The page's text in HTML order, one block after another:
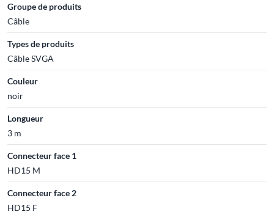
Groupe de produits
Câble
Types de produits
Câble SVGA
Couleur
noir
Longueur
3 m
Connecteur face 1
HD15 M
Connecteur face 2
HD15 F